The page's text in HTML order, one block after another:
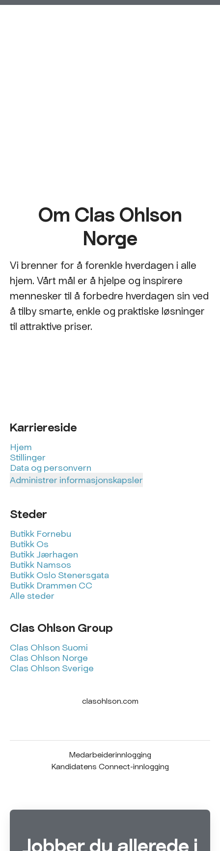
Om Clas Ohlson
Norge
Vi brenner for å forenkle hverdagen i alle
hjem. Vårt mål er å hjelpe og inspirere
mennesker til å forbedre hverdagen sin ved
å tilby smarte, enkle og praktiske løsninger
til attraktive priser.
Karriereside
Hjem
Stillinger
Data og personvern
Administrer informasjonskapsler
Steder
Butikk Fornebu
Butikk Os
Butikk Jærhagen
Butikk Namsos
Butikk Oslo Stenersgata
Butikk Drammen CC
Alle steder
Clas Ohlson Group
Clas Ohlson Suomi
Clas Ohlson Norge
Clas Ohlson Sverige
clasohlson.com
Medarbeiderinnlogging
Kandidatens Connect-innlogging
Jobber du allerede i